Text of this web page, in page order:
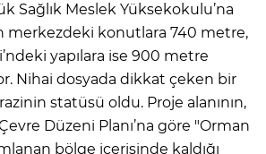
Sağlık Meslek Yüksekokulu’na
merkezdeki konutlara 740 metre,
yapılara ise 900 metre
Nihai dosyada dikkat çeken bir
statüsü oldu. Proje alanının,
Düzeni Planı’na göre "Orman
bölge içerisinde kaldığı